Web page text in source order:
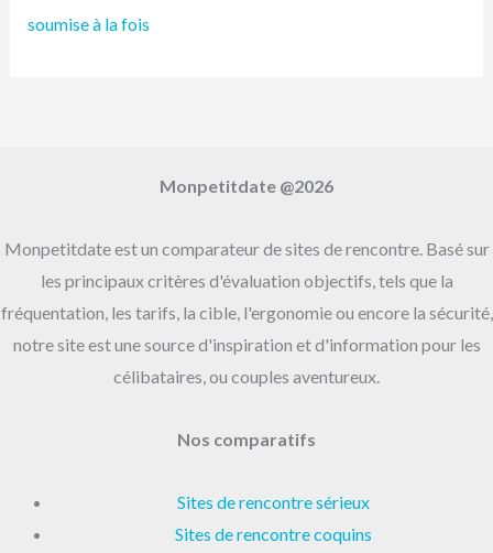
e
soumise à la fois
Monpetitdate @2026
Monpetitdate est un comparateur de sites de rencontre. Basé sur
les principaux critères d'évaluation objectifs, tels que la
fréquentation, les tarifs, la cible, l'ergonomie ou encore la sécurité,
notre site est une source d'inspiration et d'information pour les
célibataires, ou couples aventureux.
Nos comparatifs
Sites de rencontre sérieux
Sites de rencontre coquins